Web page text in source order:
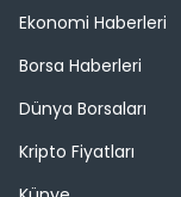
Ekonomi Haberleri
Borsa Haberleri
Dünya Borsaları
Kripto Fiyatları